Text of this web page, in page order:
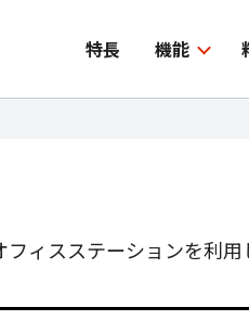
特長 機能
フィスステーションを利